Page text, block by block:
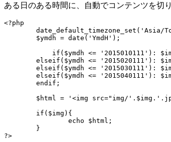
ある日のある時間に、自動でコンテンツを切
<?php
?>